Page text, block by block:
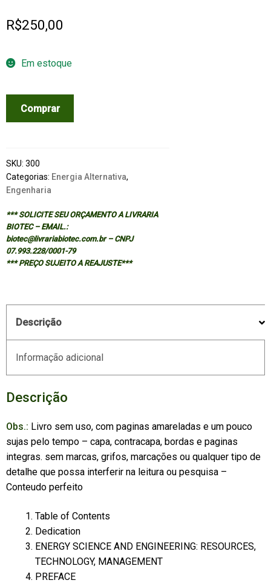
R$250,00
Em estoque
SOLAR
PROCESSES
quantidade
Comprar
SKU: 300
Categorias: Energia Alternativa,
Engenharia
*** SOLICITE SEU ORÇAMENTO A LIVRARIA
BIOTEC – EMAIL.:
biotec@livrariabiotec.com.br – CNPJ
07.993.228/0001-79
*** PREÇO SUJEITO A REAJUSTE***
Descrição
Informação adicional
Descrição
Obs.: Livro sem uso, com paginas amareladas e um pouco
sujas pelo tempo – capa, contracapa, bordas e paginas
integras. sem marcas, grifos, marcações ou qualquer tipo de
detalhe que possa interferir na leitura ou pesquisa –
Conteudo perfeito
Table of Contents
Dedication
ENERGY SCIENCE AND ENGINEERING: RESOURCES,
TECHNOLOGY, MANAGEMENT
PREFACE